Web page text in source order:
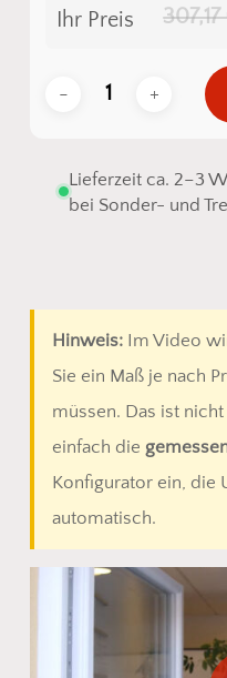
Ihr Preis
Lieferzeit ca. 2–3
bei Sonder- und
Hinweis:Im Video
Sie ein Maß je nach
müssen. Das ist
einfach die
Konfigurator ein, die
automatisch.